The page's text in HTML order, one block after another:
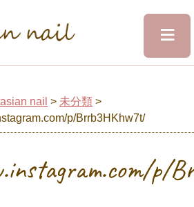
≡
nail > 未分類 >
p/Brrb3HKhw7t/
p/